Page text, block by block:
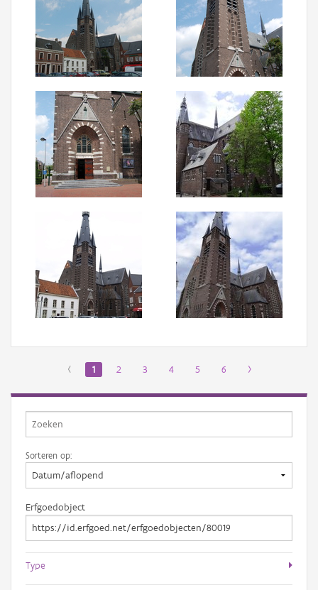
‹ 1 2 3 4 5 6 ›
Sorteren op:
Erfgoedobject
Type